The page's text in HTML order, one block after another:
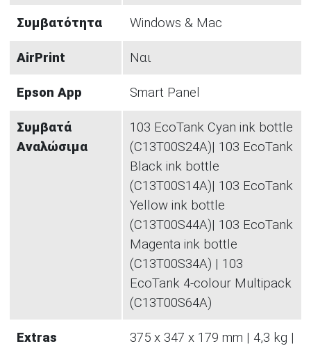
Συμβατότητα Windows & Mac
AirPrint Ναι
Epson App Smart Panel
Συμβατά
Αναλώσιμα
103 EcoTank Cyan ink bottle
(C13T00S24A)| 103 EcoTank
Black ink bottle
(C13T00S14A)| 103 EcoTank
Yellow ink bottle
(C13T00S44A)| 103 EcoTank
Magenta ink bottle
(C13T00S34A) | 103
EcoTank 4-colour Multipack
(C13T00S64A)
Extras
375‎ x 347 x 179 mm | 4,3 kg |